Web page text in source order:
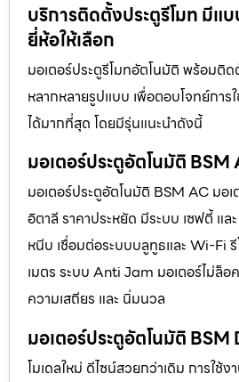
บริการติดตั้งประตูรีโมท มีแ
ยี่ห้อให้เลือก
มอเตอร์ประตูรีโมทอัตโนมัติ พร้อมติด
หลากหลายรูปแบบ เพื่อตอบโจทย์กา
ได้มากที่สุด โดยมีรุ่นแนะนำดังนี้
มอเตอร์ประตูอัตโนมัติ BSM
มอเตอร์ประตูอัตโนมัติ BSM AC มอ
อิตาลี ราคาประหยัด มีระบบ เซฟตี้ แล
หนีบ เชื่อมต่อระบบบลูทูธและ Wi-Fi
เมตร ระบบ Anti Jam มอเตอร์ไม่ล็
ความเสถียร และ นิ่มนวล
มอเตอร์ประตูอัตโนมัติ BSM
โมเดลใหม่ ดีไซน์สวยกว่าเดิม การใช้